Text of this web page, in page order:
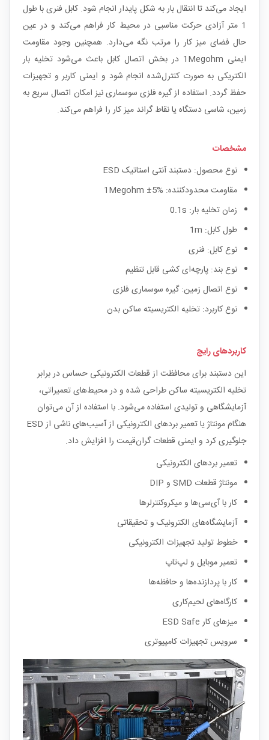
ایجاد می‌کند تا انتقال بار به شکل پایدار انجام شود. کابل فنری با طول
1 متر آزادی حرکت مناسبی در محیط کار فراهم می‌کند و در عین
حال فضای میز کار را مرتب نگه می‌دارد. همچنین وجود مقاومت
ایمنی 1Megohm در بخش اتصال کابل باعث می‌شود تخلیه بار
الکتریکی به صورت کنترل‌شده انجام شود و ایمنی کاربر و تجهیزات
حفظ گردد. استفاده از گیره فلزی سوسماری نیز امکان اتصال سریع به
زمین، شاسی دستگاه یا نقاط گراند میز کار را فراهم می‌کند.
مشخصات
نوع محصول: دستبند آنتی استاتیک ESD
مقاومت محدودکننده: 1Megohm ±5%
زمان تخلیه بار: 0.1s
طول کابل: 1m
نوع کابل: فنری
نوع بند: پارچه‌ای کشی قابل تنظیم
نوع اتصال زمین: گیره سوسماری فلزی
نوع کاربرد: تخلیه الکتریسیته ساکن بدن
کاربردهای رایج
این دستبند برای محافظت از قطعات الکترونیکی حساس در برابر
تخلیه الکتریسیته ساکن طراحی شده و در محیط‌های تعمیراتی،
آزمایشگاهی و تولیدی استفاده می‌شود. با استفاده از آن می‌توان
هنگام مونتاژ یا تعمیر بردهای الکترونیکی از آسیب‌های ناشی از ESD
جلوگیری کرد و ایمنی قطعات گران‌قیمت را افزایش داد.
تعمیر بردهای الکترونیکی
مونتاژ قطعات SMD و DIP
کار با آی‌سی‌ها و میکروکنترلرها
آزمایشگاه‌های الکترونیک و تحقیقاتی
خطوط تولید تجهیزات الکترونیکی
تعمیر موبایل و لپ‌تاپ
کار با پردازنده‌ها و حافظه‌ها
کارگاه‌های لحیم‌کاری
میزهای کار ESD Safe
سرویس تجهیزات کامپیوتری